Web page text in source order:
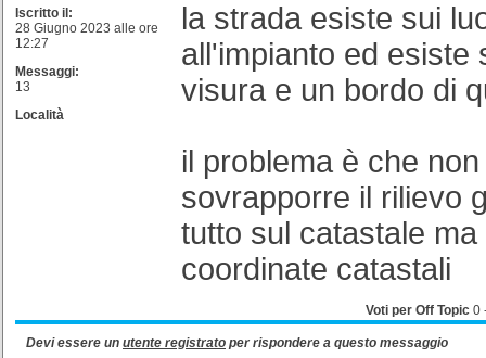
Iscritto il:
28 Giugno 2023 alle ore
12:27
Messaggi:
13
Località
la strada esiste sui
all'impianto ed esiste
visura e un bordo di
il problema è che
sovrapporre il rilievo
tutto sul catastale
coordinate catastali
Voti per Off Topic 0
Devi essere un utente registrato per rispondere a questo messaggio